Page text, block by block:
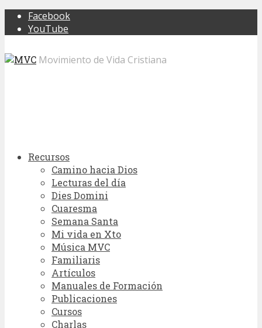
Facebook
YouTube
Movimiento de Vida Cristiana
Recursos
Camino hacia Dios
Lecturas del día
Dies Domini
Cuaresma
Semana Santa
Mi vida en Xto
Música MVC
Familiaris
Artículos
Manuales de Formación
Publicaciones
Cursos
Charlas